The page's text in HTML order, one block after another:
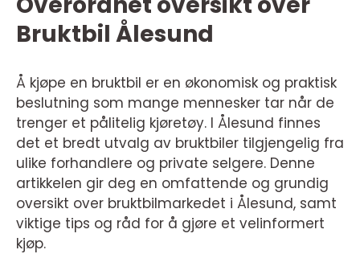
Bruktbil Ålesund
Å kjøpe en bruktbil er en økonomisk og praktisk
beslutning som mange mennesker tar når de
trenger et pålitelig kjøretøy. I Ålesund finnes
det et bredt utvalg av bruktbiler tilgjengelig fra
ulike forhandlere og private selgere. Denne
artikkelen gir deg en omfattende og grundig
oversikt over bruktbilmarkedet i Ålesund, samt
viktige tips og råd for å gjøre et velinformert
kjøp.